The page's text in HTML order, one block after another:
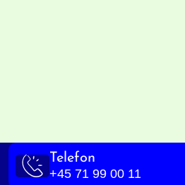
Telefon
+45 71 99 00 11